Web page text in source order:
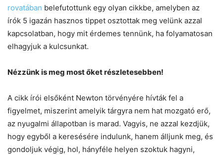
rovatában belefutottunk egy olyan cikkbe, amelyben az
írók 5 igazán hasznos tippet osztottak meg velünk azzal
kapcsolatban, hogy mit érdemes tennünk, ha folyamatosan
elhagyjuk a kulcsunkat.
Nézzünk is meg most őket részletesebben!
A cikk írói elsőként Newton törvényére hívták fel a
figyelmet, miszerint amelyik tárgyra nem hat mozgató erő,
az nyugalmi állapotban is marad. Vagyis, ne azzal kezdjük,
hogy egyből a keresésére indulunk, hanem álljunk meg, és
gondoljuk végig, hol, hányféle helyen szoktuk hagyni,